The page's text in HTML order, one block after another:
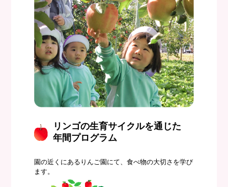
リンゴの生育サイクルを通じた
年間プログラム
園の近くにあるりんご園にて、食べ物の大切さを学び
ます。